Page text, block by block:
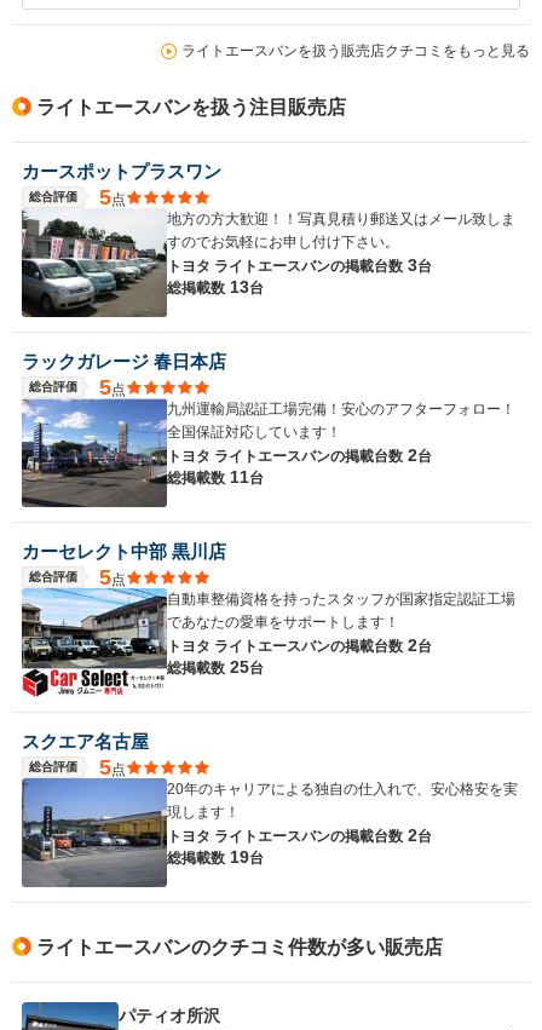
ライトエースバンを扱う販売店クチコミをもっと見る
ライトエースバンを扱う注目販売店
カースポットプラスワン
総合評価 5点
地方の方大歓迎！！写真見積り郵送又はメール致しま
すのでお気軽にお申し付け下さい。
トヨタ ライトエースバンの掲載台数 3台
総掲載数 13台
ラックガレージ 春日本店
総合評価 5点
九州運輸局認証工場完備！安心のアフターフォロー！
全国保証対応しています！
トヨタ ライトエースバンの掲載台数 2台
総掲載数 11台
カーセレクト中部 黒川店
総合評価 5点
自動車整備資格を持ったスタッフが国家指定認証工場
であなたの愛車をサポートします！
トヨタ ライトエースバンの掲載台数 2台
総掲載数 25台
スクエア名古屋
総合評価 5点
20年のキャリアによる独自の仕入れで、安心格安を実
現します！
トヨタ ライトエースバンの掲載台数 2台
総掲載数 19台
ライトエースバンのクチコミ件数が多い販売店
パティオ所沢